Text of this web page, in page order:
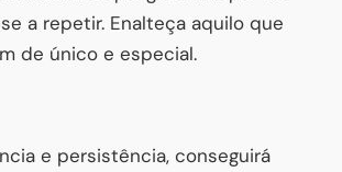
a repetir. Enalteça aquilo que
de único e especial.
e persistência, conseguirá